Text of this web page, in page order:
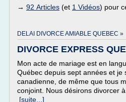
→ 92 Articles (et 1 Vidéos) pour
DELAI DIVORCE AMIABLE QUEBEC »
DIVORCE EXPRESS
Mon acte de mariage est en
Québec depuis sept années et je
canadienne, de même que tous
conjoint. Nous désirons divorcer à
[suite...]